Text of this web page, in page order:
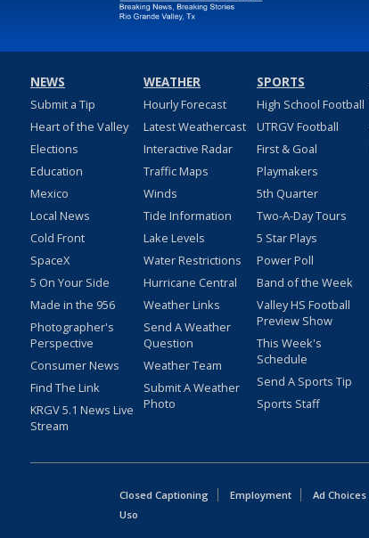
NEWS
Submit a Tip
Heart of the Valley
Elections
Education
Mexico
Local News
Cold Front
SpaceX
5 On Your Side
Made in the 956
Photographer's
Perspective
Consumer News
Find The Link
KRGV 5.1 News Live
Stream
WEATHER
Hourly Forecast
Latest Weathercast
Interactive Radar
Traffic Maps
Winds
Tide Information
Lake Levels
Water Restrictions
Hurricane Central
Weather Links
Send A Weather
Question
Weather Team
Submit A Weather
Photo
SPORTS
High School Football
UTRGV Football
First & Goal
Playmakers
5th Quarter
Two-A-Day Tours
5 Star Plays
Power Poll
Band of the Week
Valley HS Football
Preview Show
This Week's
Schedule
Send A Sports Tip
Sports Staff
Closed Captioning Employment Ad Choices
Uso